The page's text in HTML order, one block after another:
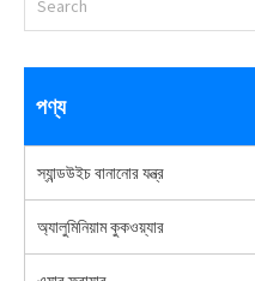
পণ্য
স্যান্ডউইচ বানানোর যন্ত্র
অ্যালুমিনিয়াম কুকওয়্যার